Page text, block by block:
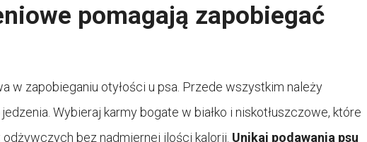
pomagają zapobiegać
w zapobieganiu otyłości u psa. Przede wszystkim należy
Wybieraj karmy bogate w białko i niskotłuszczowe, które
bez nadmiernej ilości kalorii. Unikaj podawania psu